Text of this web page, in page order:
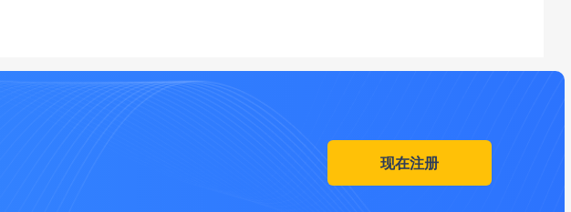
现在注册